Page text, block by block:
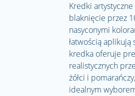
Kredki
blaknięcie przez
nasyconymi
łatwością
kredka oferuje
realistycznych
żółci i
idealnym